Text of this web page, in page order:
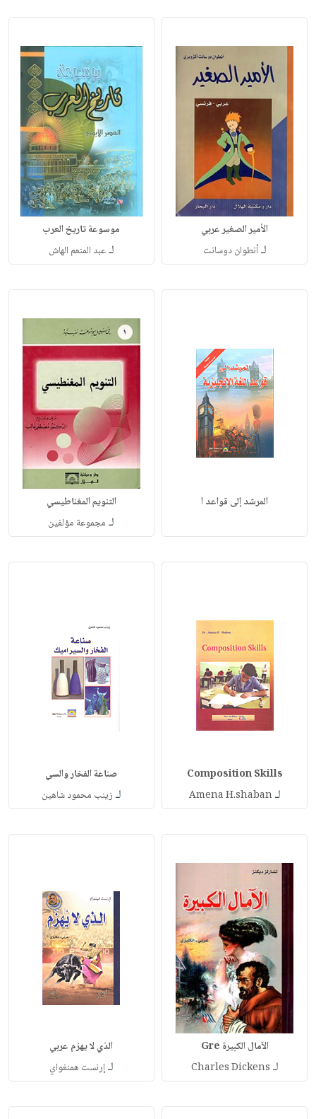
الأمير الصغير عربي
لـأنطوان دوسانت
موسوعة تاريخ العرب
لـعبد المنعم الهاش
المرشد إلى قواعد ا التنويم المغناطيسي
لـ مجموعة مؤلفين
Composition Skills
لـAmena H.shaban
صناعة الفخار والسي
لـ زينب محمود شاهين
الآمال الكبيرة Gre
لـ Charles Dickens
الذي لا يهزم عربي
لـإرنست همنغواي